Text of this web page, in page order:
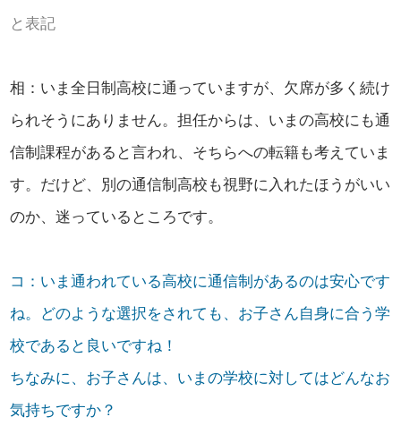
と表記
相：いま全日制高校に通っていますが、欠席が多く続け
られそうにありません。担任からは、いまの高校にも通
信制課程があると言われ、そちらへの転籍も考えていま
す。だけど、別の通信制高校も視野に入れたほうがいい
のか、迷っているところです。
コ：いま通われている高校に通信制があるのは安心です
ね。どのような選択をされても、お子さん自身に合う学
校であると良いですね！
ちなみに、お子さんは、いまの学校に対してはどんなお
気持ちですか？